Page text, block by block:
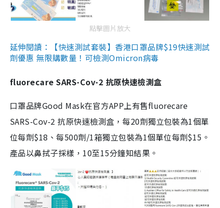
點擊圖片放大
延伸閱讀：【快速測試套裝】香港口罩品牌$19快速測試
劑優惠 無限購數量！可檢測Omicron病毒
fluorecare SARS-Cov-2 抗原快速檢測盒
口罩品牌Good Mask在官方APP上有售fluorecare
SARS-Cov-2 抗原快速檢測盒，每20劑獨立包裝為1個單
位每劑$18、每500劑/1箱獨立包裝為1個單位每劑$15。
產品以鼻拭子採樣，10至15分鐘知結果。